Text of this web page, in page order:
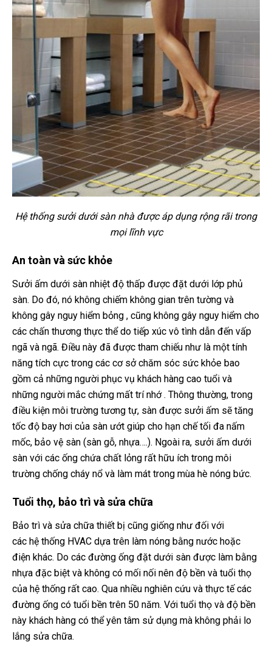
Hệ thống sưởi dưới sàn nhà được áp dụng rộng rãi trong
mọi lĩnh vực
An toàn và sức khỏe
Sưởi ấm dưới sàn nhiệt độ thấp được đặt dưới lớp phủ
sàn. Do đó, nó không chiếm không gian trên tường và
không gây nguy hiểm bỏng , cũng không gây nguy hiểm cho
các chấn thương thực thể do tiếp xúc vô tình dẫn đến vấp
ngã và ngã. Điều này đã được tham chiếu như là một tính
năng tích cực trong các cơ sở chăm sóc sức khỏe bao
gồm cả những người phục vụ khách hàng cao tuổi và
những người mắc chứng mất trí nhớ . Thông thường, trong
điều kiện môi trường tương tự, sàn được sưởi ấm sẽ tăng
tốc độ bay hơi của sàn ướt giúp cho hạn chế tối đa nấm
mốc, bảo vệ sàn (sàn gỗ, nhựa….). Ngoài ra, sưởi ấm dưới
sàn với các ống chứa chất lỏng rất hữu ích trong môi
trường chống cháy nổ và làm mát trong mùa hè nóng bức.
Tuổi thọ, bảo trì và sửa chữa
Bảo trì và sửa chữa thiết bị cũng giống như đối với
các hệ thống HVAC dựa trên làm nóng bằng nước hoặc
điện khác. Do các đường ống đặt dưới sàn được làm bằng
nhựa đặc biệt và không có mối nối nên độ bền và tuổi thọ
của hệ thống rất cao. Qua nhiều nghiên cứu và thực tế các
đường ống có tuổi bền trên 50 năm. Với tuổi thọ và độ bền
này khách hàng có thể yên tâm sử dụng mà không phải lo
lắng sửa chữa.